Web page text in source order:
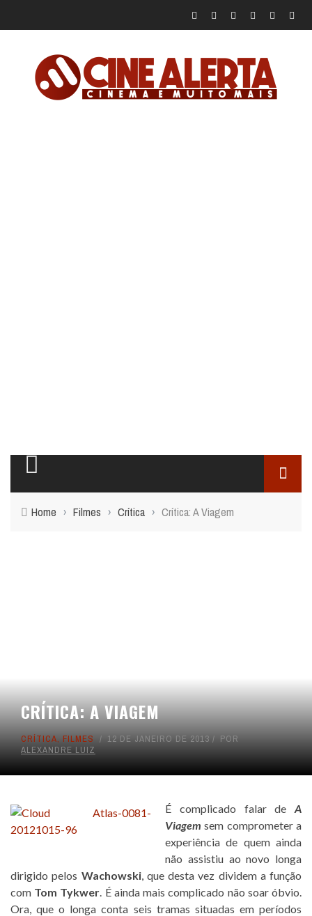
Home › Filmes › Crítica › Crítica: A Viagem
CRÍTICA: A VIAGEM
CRÍTICA, FILMES 12 DE JANEIRO DE 2013
POR
ALEXANDRE LUIZ
É complicado falar de A
Viagem sem comprometer a
experiência de quem ainda
não assistiu ao novo longa
dirigido pelos Wachowski, que desta vez dividem a função
com Tom Tykwer. É ainda mais complicado não soar óbvio.
Ora, que o longa conta seis tramas situadas em períodos